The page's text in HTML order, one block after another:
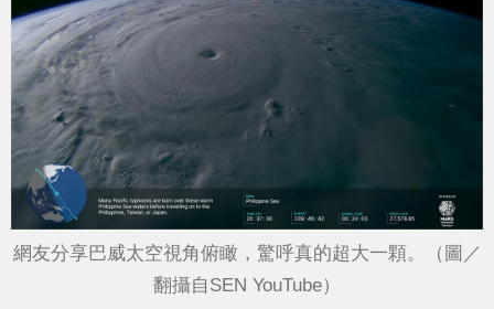
網友分享巴威太空視角俯瞰，驚呼真的超大一顆。（圖／
翻攝自SEN YouTube）